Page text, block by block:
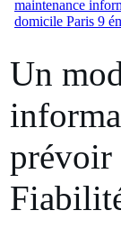
Un
prévoir